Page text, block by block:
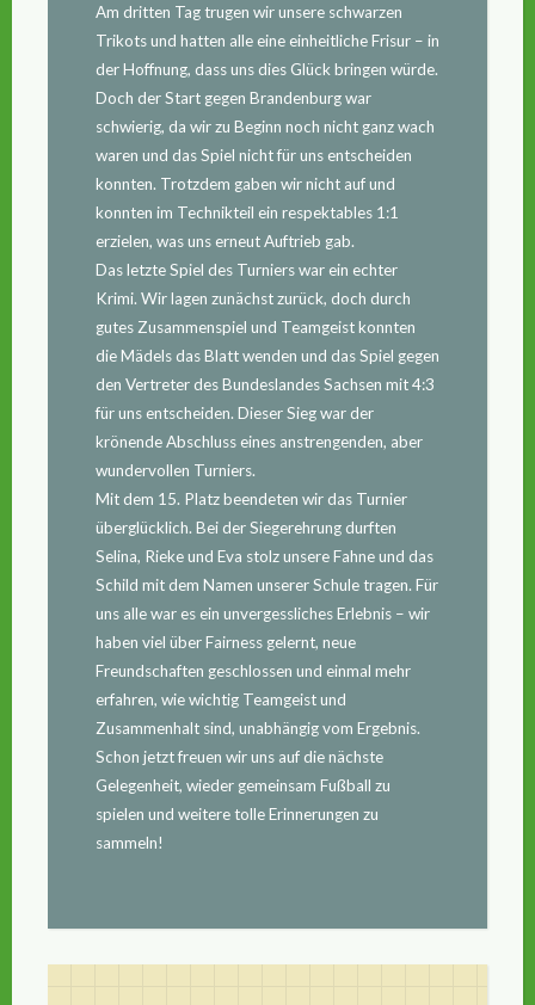
Am dritten Tag trugen wir unsere schwarzen
Trikots und hatten alle eine einheitliche Frisur – in
der Hoffnung, dass uns dies Glück bringen würde.
Doch der Start gegen Brandenburg war
schwierig, da wir zu Beginn noch nicht ganz wach
waren und das Spiel nicht für uns entscheiden
konnten. Trotzdem gaben wir nicht auf und
konnten im Technikteil ein respektables 1:1
erzielen, was uns erneut Auftrieb gab.
Das letzte Spiel des Turniers war ein echter
Krimi. Wir lagen zunächst zurück, doch durch
gutes Zusammenspiel und Teamgeist konnten
die Mädels das Blatt wenden und das Spiel gegen
den Vertreter des Bundeslandes Sachsen mit 4:3
für uns entscheiden. Dieser Sieg war der
krönende Abschluss eines anstrengenden, aber
wundervollen Turniers.
Mit dem 15. Platz beendeten wir das Turnier
überglücklich. Bei der Siegerehrung durften
Selina, Rieke und Eva stolz unsere Fahne und das
Schild mit dem Namen unserer Schule tragen. Für
uns alle war es ein unvergessliches Erlebnis – wir
haben viel über Fairness gelernt, neue
Freundschaften geschlossen und einmal mehr
erfahren, wie wichtig Teamgeist und
Zusammenhalt sind, unabhängig vom Ergebnis.
Schon jetzt freuen wir uns auf die nächste
Gelegenheit, wieder gemeinsam Fußball zu
spielen und weitere tolle Erinnerungen zu
sammeln!